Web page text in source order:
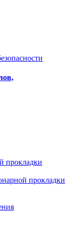
прокладки
прокладки